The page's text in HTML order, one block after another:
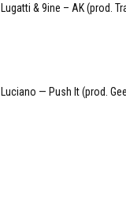
Lugatti & 9ine – AK (prod.
Luciano — Push It (prod.